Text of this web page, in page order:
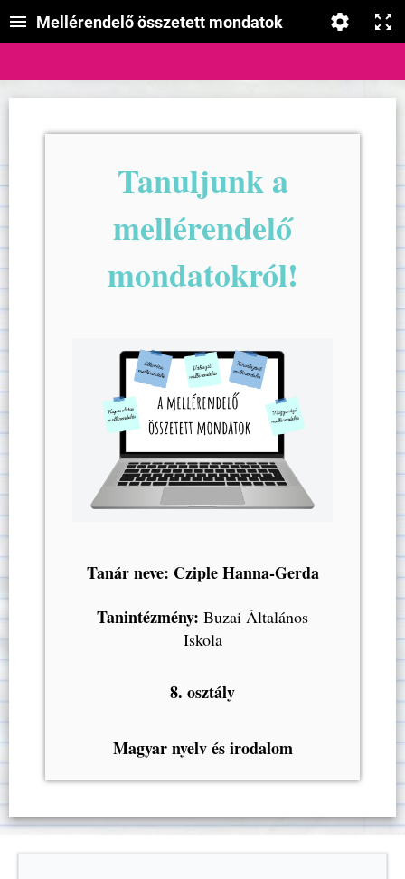
Mellérendelő összetett mondatok
Tanuljunk a
mellérendelő
mondatokról!
Tanár neve: Cziple Hanna-Gerda
Tanintézmény: Buzai Általános
Iskola
8. osztály
Magyar nyelv és irodalom